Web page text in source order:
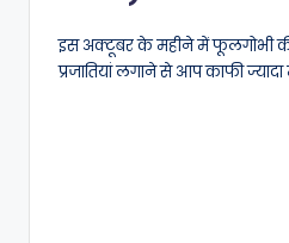
इस अक्टूबर के महीने में फूलगोभी
प्रजातियां लगाने से आप काफी